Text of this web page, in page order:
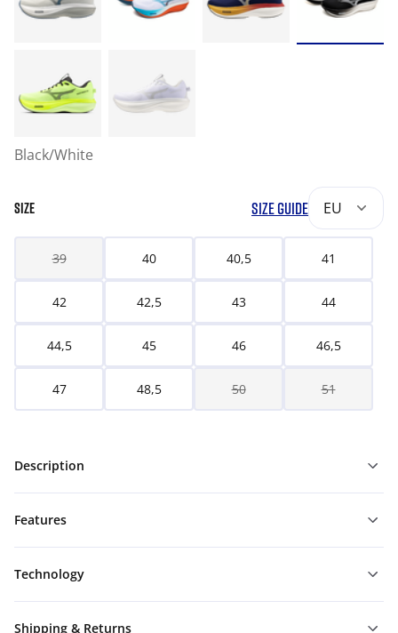
Black/White
SIZE SIZE GUIDE EU
39 40 40,5 41
42 42,5 43 44
44,5 45 46 46,5
47 48,5 50 51
Description
Features
Technology
Shipping & Returns